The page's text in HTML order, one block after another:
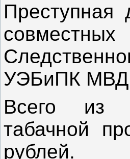
Преступная
УЭБиПК МВД
Всего из
табачной
рублей.